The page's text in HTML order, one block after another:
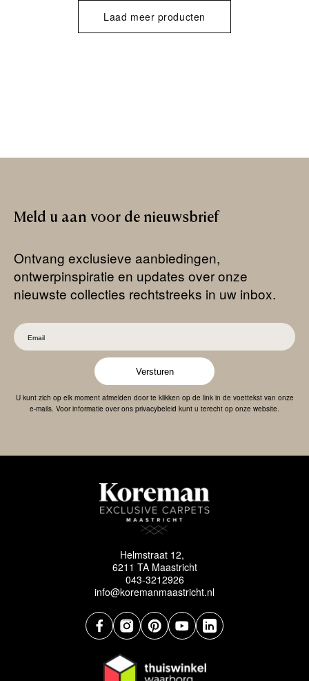
Laad meer producten
Meld u aan voor de nieuwsbrief
Ontvang exclusieve aanbiedingen,
ontwerpinspiratie en updates over onze
nieuwste collecties rechtstreeks in uw inbox.
Versturen
U kunt zich op elk moment afmelden door te klikken op de link in de voettekst van onze
e-mails. Voor informatie over ons privacybeleid kunt u terecht op onze website.
Helmstraat 12,
6211 TA Maastricht
043-3212926
info@koremanmaastricht.nl